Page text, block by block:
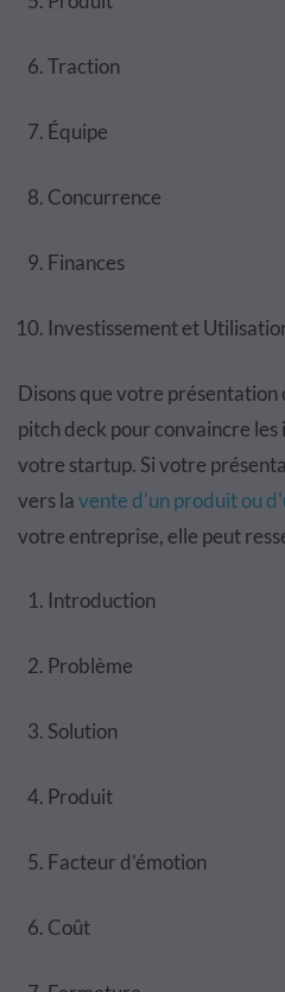
Traction
Équipe
Concurrence
Finances
Investissement et
Disons que votre présentation
pitch deck pour convaincre
votre startup. Si votre
vers lavente d'un produit ou
votre entreprise, elle peut
Introduction
Problème
Solution
Produit
Facteur d’émotion
Coût